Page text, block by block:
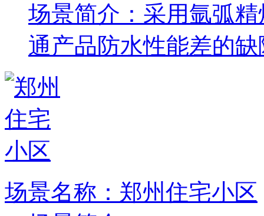
场景简介：采用氩弧
通产品防水性能差的
场景名称：郑州住宅小区